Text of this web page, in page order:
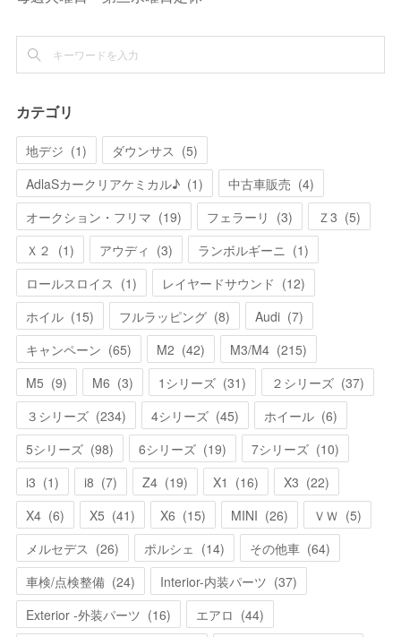
カテゴリ
地デジ (1) ダウンサス (5)
AdlaSカークリアケミカル♪ (1) 中古車販売 (4)
オークション・フリマ (19) フェラーリ (3) Ｚ3 (5)
Ｘ２ (1) アウディ (3) ランボルギーニ (1)
ロールスロイス (1) レイヤードサウンド (12)
ホイル (15) フルラッピング (8) Audi (7)
キャンペーン (65) M2 (42) M3/M4 (215)
M5 (9) M6 (3) 1シリーズ (31) ２シリーズ (37)
３シリーズ (234) 4シリーズ (45) ホイール (6)
5シリーズ (98) 6シリーズ (19) 7シリーズ (10)
i3 (1) i8 (7) Z4 (19) X1 (16) X3 (22)
X4 (6) X5 (41) X6 (15) MINI (26) ＶＷ (5)
メルセデス (26) ポルシェ (14) その他車 (64)
車検/点検整備 (24) Interior-内装パーツ (37)
Exterior -外装パーツ (16) エアロ (44)